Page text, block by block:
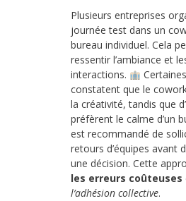
Plusieurs entreprises
journée test dans un
bureau individuel. Cela
ressentir l’ambiance et
interactions.
constatent que le
la créativité, tandis que
préfèrent le calme d’un
est recommandé de
retours d’équipes avant
une décision. Cette
les erreurs coûteuses
l’adhésion collective.